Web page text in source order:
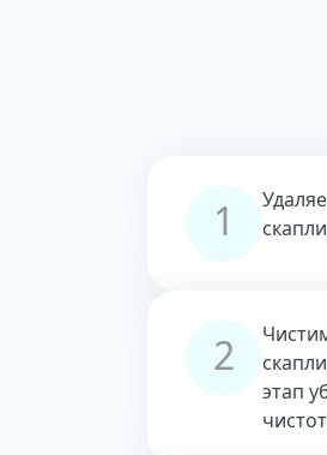
1
2
этап